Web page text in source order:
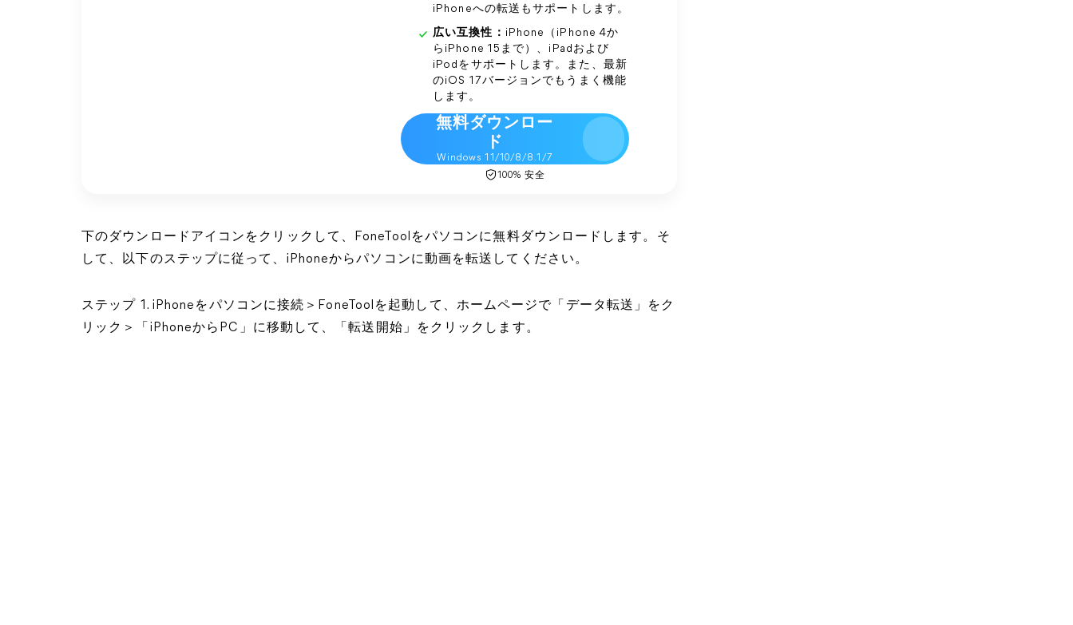
iPhoneへの転送もサポートします。
広い互換性： iPhone（iPhone 4か
らiPhone 15まで）、iPadおよび
iPodをサポートします。また、最新
のiOS 17バージョンでもうまく機能
します。
無料ダウンロー
ド
Windows 11/10/8/8.1/7
100% 安全
下のダウンロードアイコンをクリックして、FoneToolをパソコンに無料ダウンロードします。そ
して、以下のステップに従って、iPhoneからパソコンに動画を転送してください。
ステップ 1. iPhoneをパソコンに接続＞FoneToolを起動して、ホームページで「データ転送」をク
リック＞「iPhoneからPC」に移動して、「転送開始」をクリックします。